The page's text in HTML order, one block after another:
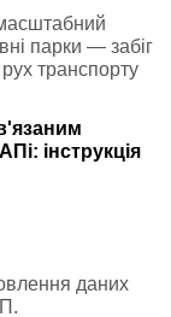
парки — забіг
транспорту
інструкція
даних